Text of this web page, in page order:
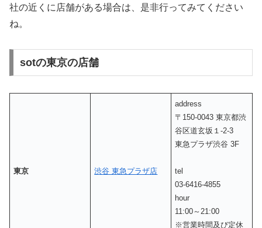
社の近くに店舗がある場合は、是非行ってみてください
ね。
sotの東京の店舗
東京 渋谷 東急プラザ店
address
〒150-0043 東京都渋
谷区道玄坂１-2-3
東急プラザ渋谷 3F
tel
03-6416-4855
hour
11:00～21:00
※営業時間及び定休